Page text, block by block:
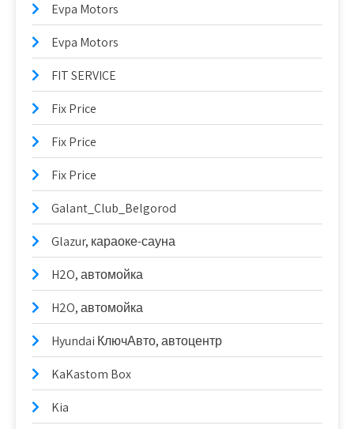
Evpa Motors
Evpa Motors
FIT SERVICE
Fix Price
Fix Price
Fix Price
Galant_Club_Belgorod
Glazur, караоке-сауна
H2O, автомойка
H2O, автомойка
Hyundai КлючАвто, автоцентр
KaKastom Box
Kia